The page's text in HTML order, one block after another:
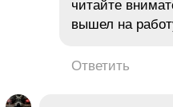
читайте
вышел на
Ответить